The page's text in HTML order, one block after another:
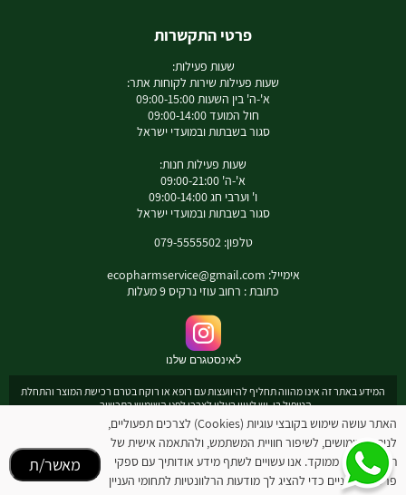
פרטי התקשרות
שעות פעילות:
שעות פעילות שירות לקוחות אתר:
א'-ה' בין השעות 09:00-15:00
חול המועד 09:00-14:00
סגור בשבתות ובמועדי ישראל
שעות פעילות חנות:
א'-ה' 09:00-21:00
ו' וערבי חג 09:00-14:00
סגור בשבתות ובמועדי ישראל
טלפון: 079-5555502
אימייל: ecopharmservice@gmail.com
כתובת : רחוב עוזי נרקיס 9 מעלות
לאינסטגרם שלנו
המידע באתר זה אינו מהווה תחליף להיוועצות עם רופא או רוקח בטרם רכישת המוצר והתחלת
הטיפול בו. יש לעיין בעלון לצרכן לפני השימוש בתכשיר .
מומלץ להיוועץ עם רוקח בכל הנוגע למטרות ואופן השימוש , תופעות לוואי ואינטראקציה עם
תכשירים אחרים.
המחירים בתוקף לרכישה באתר בלבד - להתייעצות עם רוקח: 0795555502
ובנוסף כתובת דואר אלקטרוני
ecopharmservice@gmail.com
האתר עושה שימוש בקובצי עוגיות (Cookies) לצרכים תפעוליים,
לניתוח שימושים, לשיפור חוויית המשתמש, ולהתאמה אישית של
תוכן ופרסום ממוקד. אנו עשויים לשתף מידע אודותיך עם ספקי
פרסום חיצוניים כדי להציג לך מודעות הרלוונטיות לתחומי העניין
מאשר/ת